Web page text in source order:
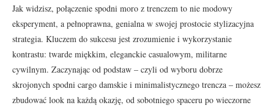
Jak widzisz, połączenie spodni moro z trenczem to nie modowy
eksperyment, a pełnoprawna, genialna w swojej prostocie stylizacyjna
strategia. Kluczem do sukcesu jest zrozumienie i wykorzystanie
kontrastu: twarde miękkim, eleganckie casualowym, militarne
cywilnym. Zaczynając od podstaw – czyli od wyboru dobrze
skrojonych spodni cargo damskie i minimalistycznego trencza – możesz
zbudować look na każdą okazję, od sobotniego spaceru po wieczorne